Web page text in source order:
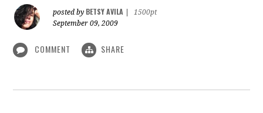
posted by BETSY AVILA
1500pt
September 09, 2009
COMMENT SHARE